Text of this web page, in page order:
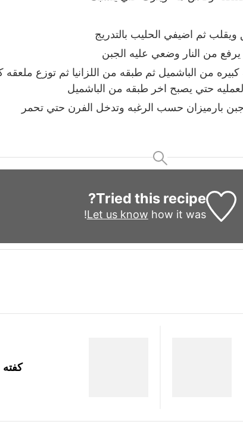
ثم اضيفي الحليب بالتدريج
من النار وضعي عليه الجبن
من الباشميل ثم طبقه من اللزانيا ثم توزع ملعقه
حتي يصبح اخر طبقه من الباشميل
بارميزان حسب الرغبه وتدخل الفرن حتي تحمر
Tried this recipe?
Let us know how it was!